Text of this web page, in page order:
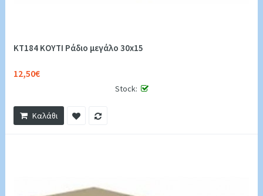
KT184 ΚΟΥΤΙ Ράδιο μεγάλο 30x15
12,50€
Stock:
Καλάθι